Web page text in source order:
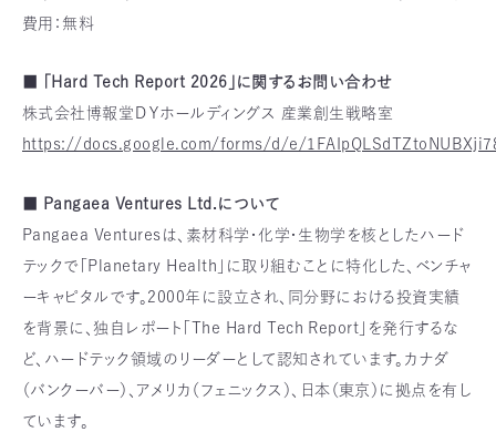
費用：無料
■ 「Hard Tech Report 2026」に関するお問い合わせ
株式会社博報堂ＤＹホールディングス 産業創生戦略室
https://docs.google.com/forms/d/e/
■ Pangaea Ventures Ltd.について
Pangaea Venturesは、素材科学・化学・生物学を核としたハード
テックで「Planetary Health」に取り組むことに特化した、ベンチャ
ーキャピタルです。2000年に設立され、同分野における投資実績
を背景に、独自レポート「The Hard Tech Report」を発行するな
ど、ハードテック領域のリーダーとして認知されています。カナダ
（バンクーバー）、アメリカ（フェニックス）、日本（東京）に拠点を有し
ています。